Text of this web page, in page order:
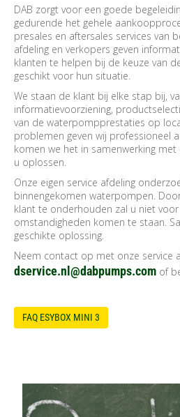
DAB zorgt voor een goede
gedurende het gehele
presales en aftersales services van
afdeling en verkopers geven
klanten te helpen bij de keuze van
geschikt voor hun situatie.
We staan de klant bij elke stap bij,
informatievoorziening,
van de waterpompprestaties op
problemen geven wij professioneel
komen we het in samenwerking
u oplossen.
Onze eigen service afdeling
binnengekomen waterpompen.
klant te onderhouden zal u niet
omstandigheden komen te staan.
geschikte oplossing.
Neem contact op met onze service
dservice.nl@dabpumps.com of
FAQ ESYBOX MINI 3